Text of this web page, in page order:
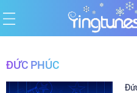
ĐĂNG
chủ
Ca
ĐỨC PHÚC